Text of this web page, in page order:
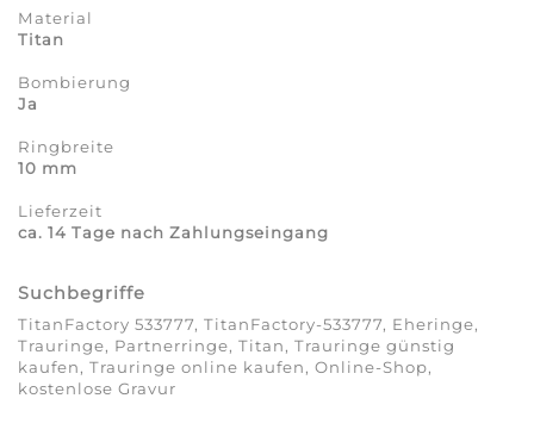
Material
Titan
Bombierung
Ja
Ringbreite
10 mm
Lieferzeit
ca. 14 Tage nach Zahlungseingang
Suchbegriffe
TitanFactory 533777, TitanFactory-533777, Eheringe,
Trauringe, Partnerringe, Titan, Trauringe günstig
kaufen, Trauringe online kaufen, Online-Shop,
kostenlose Gravur